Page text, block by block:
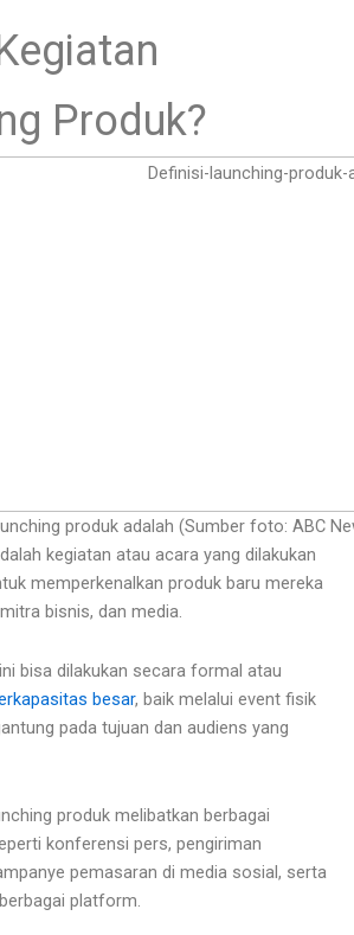
Produk?
produk adalah (Sumber foto: ABC
kegiatan atau acara yang dilakukan
memperkenalkan produk baru mereka
bisnis, dan media.
bisa dilakukan secara formal atau
besar, baik melalui event fisik
pada tujuan dan audiens yang
produk melibatkan berbagai
konferensi pers, pengiriman
pemasaran di media sosial, serta
platform.